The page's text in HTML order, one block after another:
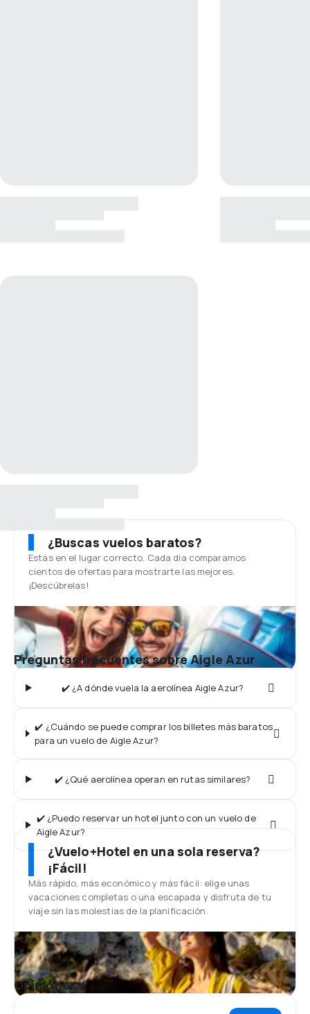
¿Buscas vuelos baratos?
Estás en el lugar correcto. Cada día comparamos
cientos de ofertas para mostrarte las mejores.
¡Descúbrelas!
Preguntas frecuentes sobre Aigle Azur
✔️ ¿A dónde vuela la aerolínea Aigle Azur?
✔️ ¿Cuándo se puede comprar los billetes más baratos
para un vuelo de Aigle Azur?
✔️ ¿Qué aerolínea operan en rutas similares?
✔️ ¿Puedo reservar un hotel junto con un vuelo de
Aigle Azur?
¿Vuelo+Hotel en una sola reserva?
¡Fácil!
Más rápido, más económico y más fácil: elige unas
vacaciones completas o una escapada y disfruta de tu
viaje sin las molestias de la planificación.
Opiniones